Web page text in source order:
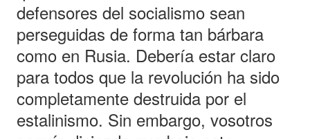
defensores del socialismo sean
perseguidas de forma tan bárbara
como en Rusia. Debería estar claro
para todos que la revolución ha sido
completamente destruida por el
estalinismo. Sin embargo, vosotros